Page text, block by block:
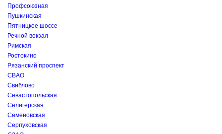
Профсоюзная
Пушкинская
Пятницкое шоссе
Речной вокзал
Римская
Ростокино
Рязанский проспект
СВАО
Свиблово
Севастопольская
Селигерская
Семеновская
Серпуховская